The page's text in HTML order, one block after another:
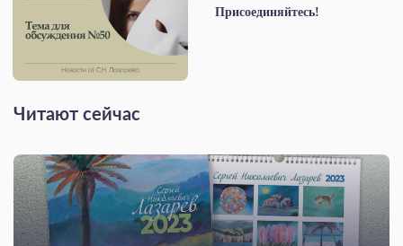
Присоединяйтесь!
Читают сейчас